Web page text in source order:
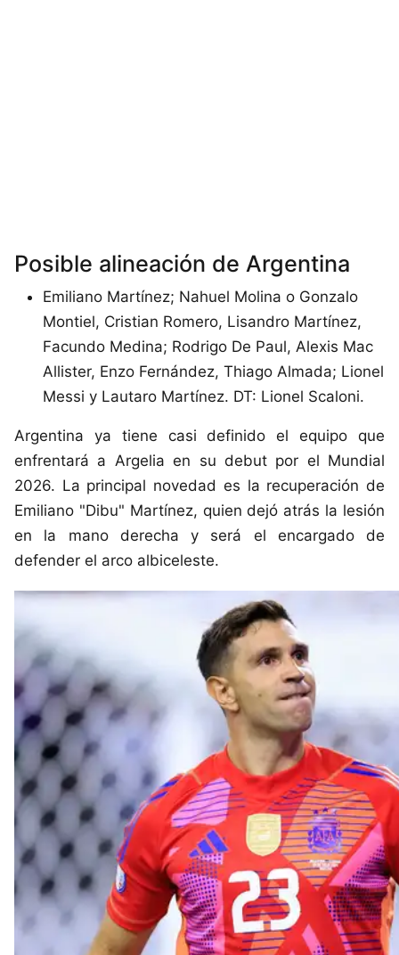
Posible alineación de Argentina
Emiliano Martínez; Nahuel Molina o Gonzalo
Montiel, Cristian Romero, Lisandro Martínez,
Facundo Medina; Rodrigo De Paul, Alexis Mac
Allister, Enzo Fernández, Thiago Almada; Lionel
Messi y Lautaro Martínez. DT: Lionel Scaloni.
Argentina ya tiene casi definido el equipo que
enfrentará a Argelia en su debut por el Mundial
2026. La principal novedad es la recuperación de
Emiliano "Dibu" Martínez, quien dejó atrás la lesión
en la mano derecha y será el encargado de
defender el arco albiceleste.